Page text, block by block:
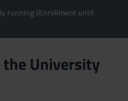
running (Enrollment until
University